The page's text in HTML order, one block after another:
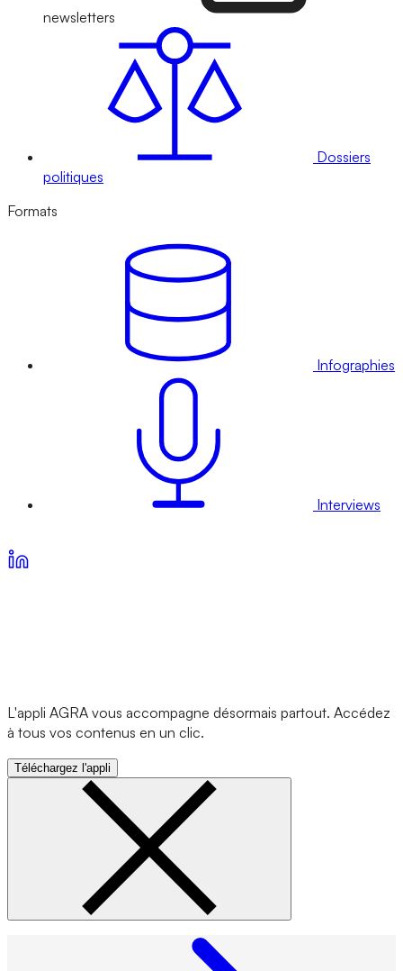
newsletters
Dossiers
politiques
Formats
Infographies
Interviews
L'appli AGRA vous accompagne désormais partout. Accédez
à tous vos contenus en un clic.
Téléchargez l'appli